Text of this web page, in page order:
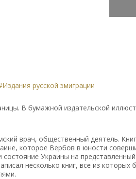
русской эмиграции
В бумажной издательской
врач, общественный деятель.
которое Вербов в юности
состояние Украины на
несколько книг, все из которых